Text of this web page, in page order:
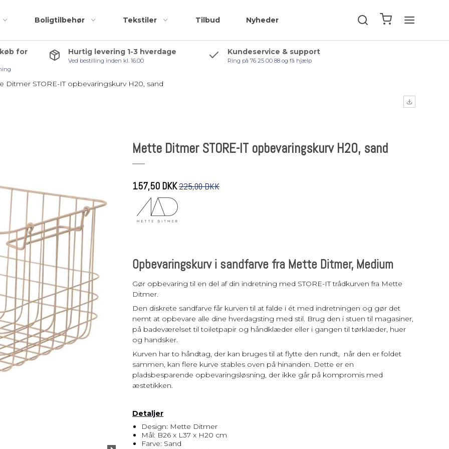
Badeforhæng
Bademåtter
Accessories
Bruseskraber
Toiletbørster
Toiletrulleholder
Tilbehørspakker
Pladsbesparende
vasketøjskurv
Vasketøjskurve
Vasketøjskurv m.
sortering
Vasketøjsposer
Boligtilbehør Tekstiler Tilbud Nyheder
for
Hurtig levering 1-3 hverdage
Ved bestilling inden kl. 16.00
Kundeservice & support
Ring på 76 25 00 88 og få hjælp
Ditmer STORE-IT opbevaringskurv H20, sand
Mette Ditmer STORE-IT opbevaringskurv H20, sand
157,50 DKK225,00 DKK
Opbevaringskurv i sandfarve fra Mette Ditmer, Medium
Gør opbevaring til en del af din indretning med STORE-IT trådkurven fra Mette
Ditmer.
Den diskrete sandfarve får kurven til at falde i ét med indretningen og gør det
nemt at opbevare alle dine hverdagsting med stil. Brug den i stuen til magasiner,
på badeværelset til toiletpapir og håndklæder eller i gangen til tørklæder, huer
og handsker.
Kurven har to håndtag, der kan bruges til at flytte den rundt, når den er foldet
sammen, kan flere kurve stables oven på hinanden. Dette er en
pladsbesparende opbevaringsløsning, der ikke går på kompromis med
æstetikken.
Detaljer
Design: Mette Ditmer
Mål: B26 x L37 x H20 cm
Farve: Sand